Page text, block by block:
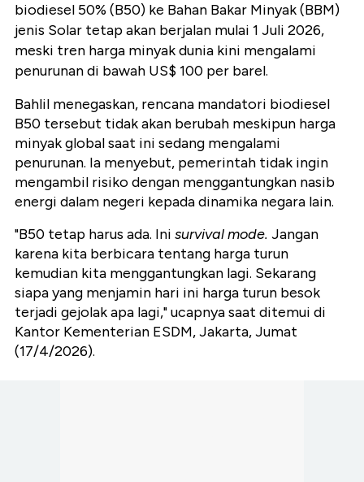
biodiesel 50% (B50) ke Bahan Bakar Minyak (BBM)
jenis Solar tetap akan berjalan mulai 1 Juli 2026,
meski tren harga minyak dunia kini mengalami
penurunan di bawah US$ 100 per barel.
Bahlil menegaskan, rencana mandatori biodiesel
B50 tersebut tidak akan berubah meskipun harga
minyak global saat ini sedang mengalami
penurunan. Ia menyebut, pemerintah tidak ingin
mengambil risiko dengan menggantungkan nasib
energi dalam negeri kepada dinamika negara lain.
"B50 tetap harus ada. Ini survival mode. Jangan
karena kita berbicara tentang harga turun
kemudian kita menggantungkan lagi. Sekarang
siapa yang menjamin hari ini harga turun besok
terjadi gejolak apa lagi," ucapnya saat ditemui di
Kantor Kementerian ESDM, Jakarta, Jumat
(17/4/2026).